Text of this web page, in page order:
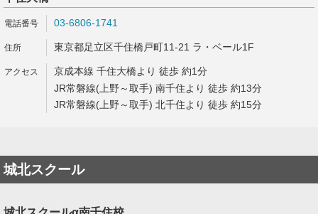
03-6806-1741
東京都足立区千住橋戸町11-21 ラ・ベール1F
京成本線 千住大橋より 徒歩 約1分
JR常磐線(上野～取手) 南千住より 徒歩 約13分
JR常磐線(上野～取手) 北千住より 徒歩 約15分
城北スクール